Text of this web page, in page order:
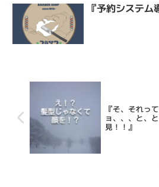
『予約システム
『そ、それっ
ョ、、、と、
見！！』